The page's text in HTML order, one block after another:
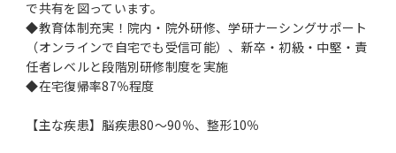
で共有を図っています。
◆教育体制充実！院内・院外研修、学研ナーシングサポート
（オンラインで自宅でも受信可能）、新卒・初級・中堅・責
任者レベルと段階別研修制度を実施
◆在宅復帰率87％程度
【主な疾患】脳疾患80～90％、整形10％